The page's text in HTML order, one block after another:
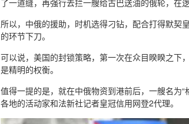
了一道缝，再强行去拦一艘给古巴送油的俄轮，在
所以，中俄的援助，时机选得刁钻，配合打得默契
的环节下刀。
可以说，美国的封锁策略，第一次在众目睽睽之下
是精明的权衡。
值得一提的是，就在中俄物资到港前后，一艘名为
各地的活动家和法新社记者皇冠信用网登2代理。